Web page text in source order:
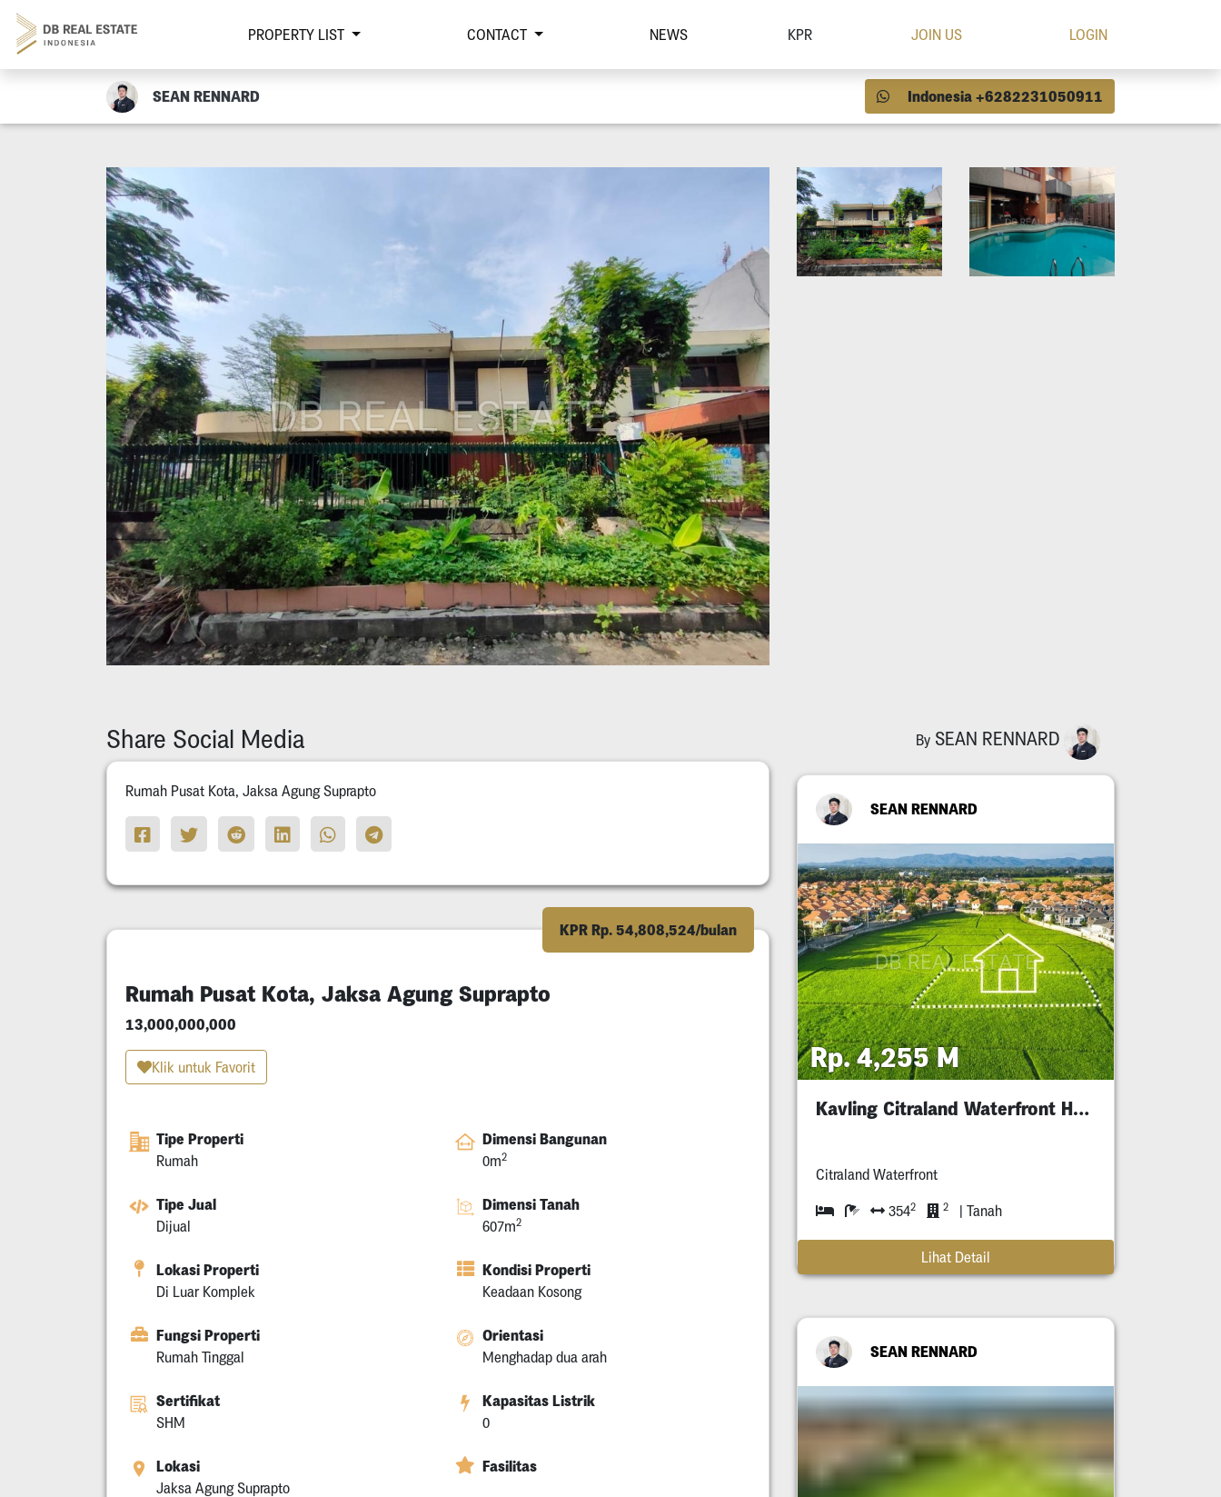
PROPERTY LIST CONTACT NEWS KPR JOIN US LOGIN
SEAN RENNARD Indonesia +6282231050911
Share Social Media
Rumah Pusat Kota, Jaksa Agung Suprapto
KPR Rp. 54,808,524/bulan
Rumah Pusat Kota, Jaksa Agung Suprapto
13,000,000,000
Klik untuk Favorit
Tipe Properti
Rumah
Dimensi Bangunan
0m2
Tipe Jual
Dijual
Dimensi Tanah
607m2
Lokasi Properti
Di Luar Komplek
Kondisi Properti
Keadaan Kosong
Fungsi Properti
Rumah Tinggal
Orientasi
Menghadap dua arah
Sertifikat
SHM
Kapasitas Listrik
0
Lokasi
Jaksa Agung Suprapto
Fasilitas
By SEAN RENNARD
SEAN RENNARD
Rp. 4,255 M
Kavling Citraland Waterfront Hunian
Citraland Waterfront
3542 2 | Tanah
Lihat Detail
SEAN RENNARD